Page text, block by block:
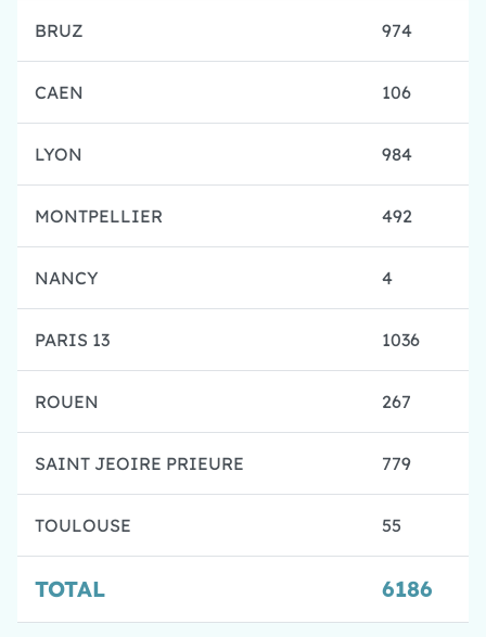
BRUZ 974
CAEN 106
LYON 984
MONTPELLIER 492
NANCY 4
PARIS 13 1036
ROUEN 267
SAINT JEOIRE PRIEURE 779
TOULOUSE 55
TOTAL 6186